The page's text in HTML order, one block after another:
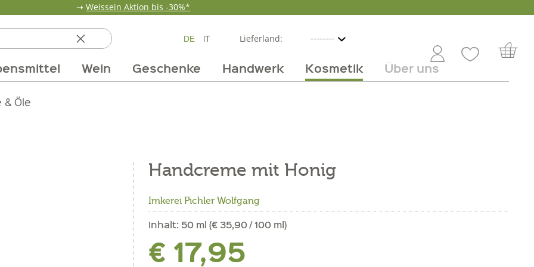
➝Weissein Aktion bis -30%*
DE IT Lieferland:
Wein Geschenke Handwerk Kosmetik Über uns
Erdbeerzeit
Getränke
& Öle
Handcreme mit Honig
Imkerei Pichler Wolfgang
Inhalt: 50 ml (€ 35,90 / 100 ml)
€ 17,95